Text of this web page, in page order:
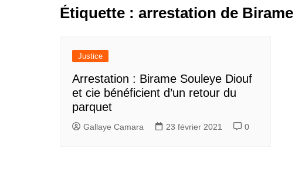
Étiquette : arrestation de
Justice
Arrestation : Birame Souleye Diouf
et cie bénéficient d’un retour du
parquet
Gallaye Camara 23 février 2021 0